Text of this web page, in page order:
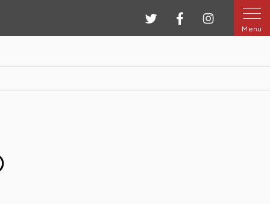
ツイッターフェイスブック
インスタグ
Menu